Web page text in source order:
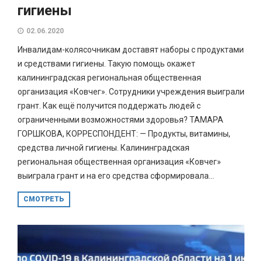
гигиены
02.06.2020
Инвалидам-колясочникам доставят наборы с продуктами
и средствами гигиены. Такую помощь окажет
калининградская региональная общественная
организация «Ковчег». Сотрудники учреждения выиграли
грант. Как ещё получится поддержать людей с
ограниченными возможностями здоровья? ТАМАРА
ГОРШКОВА, КОРРЕСПОНДЕНТ: — Продукты, витамины,
средства личной гигиены. Калининградская
региональная общественная организация «Ковчег»
выиграла грант и на его средства сформировала...
СМОТРЕТЬ